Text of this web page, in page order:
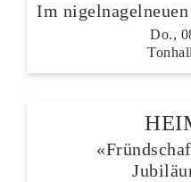
Im
Do.,